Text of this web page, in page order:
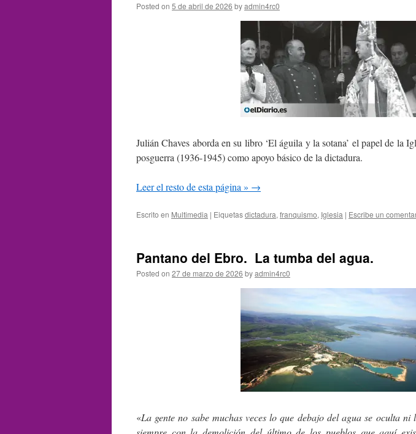
Posted on 5 de abril de 2026 byadmin4rc0
Julián Chaves aborda en su libro ‘El águila y la sotana’ el papel de la
posguerra (1936-1945) como apoyo básico de la dictadura.
Leer el resto de esta página » →
Escrito en Multimedia | Eiquetasdictadura, franquismo, Iglesia | Escribe un
Pantano del Ebro. La tumba del agua.
Posted on 27 de marzo de 2026 byadmin4rc0
«La gente no sabe muchas veces lo que debajo del agua se oculta